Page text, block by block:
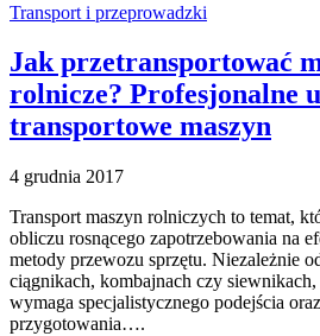
Transport i przeprowadzki
Jak przetransportować
rolnicze? Profesjonalne
transportowe maszyn
4 grudnia 2017
Transport maszyn rolniczych to temat,
obliczu rosnącego zapotrzebowania na
metody przewozu sprzętu. Niezależnie
ciągnikach, kombajnach czy
wymaga specjalistycznego podejścia
przygotowania….